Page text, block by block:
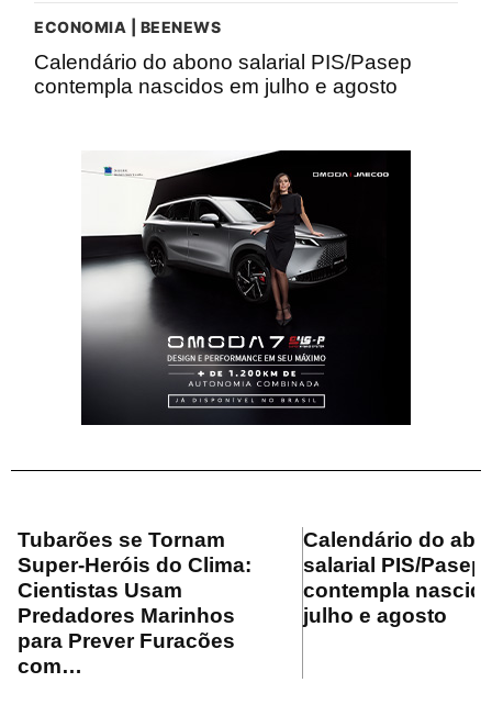
ECONOMIA | BEENEWS
Calendário do abono salarial PIS/Pasep
contempla nascidos em julho e agosto
Tubarões se Tornam
Super-Heróis do Clima:
Cientistas Usam
Predadores Marinhos
para Prever Furacões
com…
Calendário do
salarial PIS/Pasep
contempla
julho e agosto